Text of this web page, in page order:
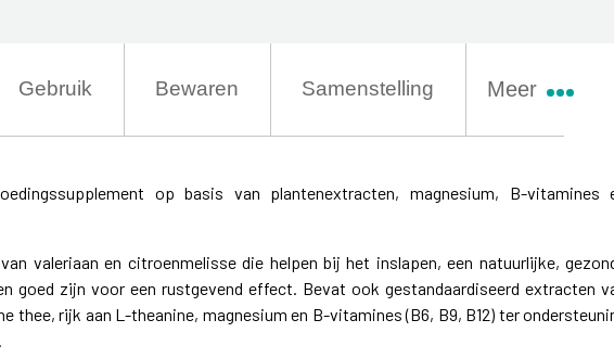
Gebruik Bewaren Samenstelling Meer
op basis van plantenextracten, magnesium, B-vitamines
valeriaan en citroenmelisse die helpen bij het inslapen, een natuurlijke,
goed zijn voor een rustgevend effect. Bevat ook gestandaardiseerd extracten
thee, rijk aan L-theanine, magnesium en B-vitamines (B6, B9, B12) ter